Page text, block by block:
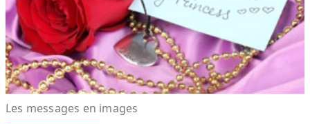
Les messages en images